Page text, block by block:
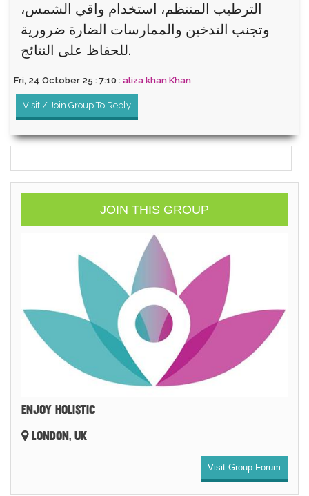
الترطيب المنتظم، استخدام واقي الشمس،
وتجنب التدخين والممارسات الضارة ضرورية
للحفاظ على النتائج.
Fri, 24 October 25 : 7:10 : aliza khan Khan
Visit / Join Group To Reply
JOIN THIS GROUP
ENJOY HOLISTIC
LONDON, UK
Visit Group Forum